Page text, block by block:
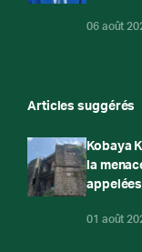
06 août
Articles suggérés
Kobaya
la
01 août